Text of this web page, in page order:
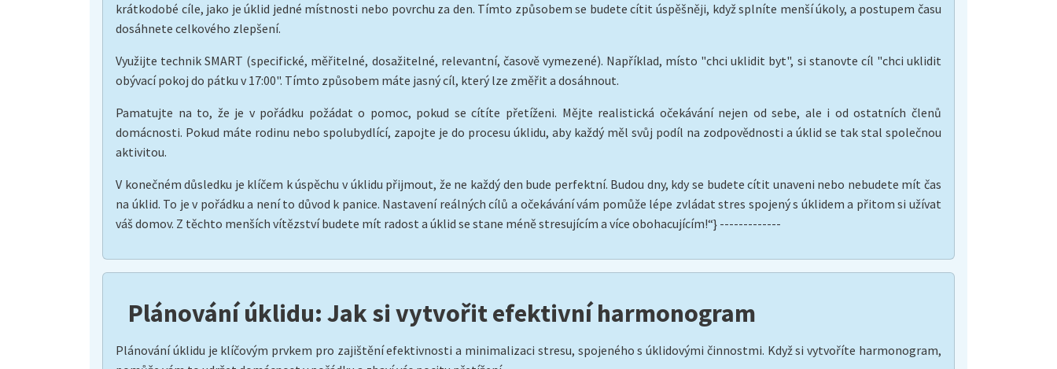
krátkodobé cíle, jako je úklid jedné místnosti nebo povrchu za den. Tímto způsobem se budete cítit úspěšněji, když splníte menší úkoly, a postupem času
dosáhnete celkového zlepšení.
Využijte technik SMART (specifické, měřitelné, dosažitelné, relevantní, časově vymezené). Například, místo "chci uklidit byt", si stanovte cíl "chci uklidit
obývací pokoj do pátku v 17:00". Tímto způsobem máte jasný cíl, který lze změřit a dosáhnout.
Pamatujte na to, že je v pořádku požádat o pomoc, pokud se cítíte přetíženi. Mějte realistická očekávání nejen od sebe, ale i od ostatních členů
domácnosti. Pokud máte rodinu nebo spolubydlící, zapojte je do procesu úklidu, aby každý měl svůj podíl na zodpovědnosti a úklid se tak stal společnou
aktivitou.
V konečném důsledku je klíčem k úspěchu v úklidu přijmout, že ne každý den bude perfektní. Budou dny, kdy se budete cítit unaveni nebo nebudete mít čas
na úklid. To je v pořádku a není to důvod k panice. Nastavení reálných cílů a očekávání vám pomůže lépe zvládat stres spojený s úklidem a přitom si užívat
váš domov. Z těchto menších vítězství budete mít radost a úklid se stane méně stresujícím a více obohacujícím!“} -------------
Plánování úklidu: Jak si vytvořit efektivní harmonogram
Plánování úklidu je klíčovým prvkem pro zajištění efektivnosti a minimalizaci stresu, spojeného s úklidovými činnostmi. Když si vytvoříte harmonogram,